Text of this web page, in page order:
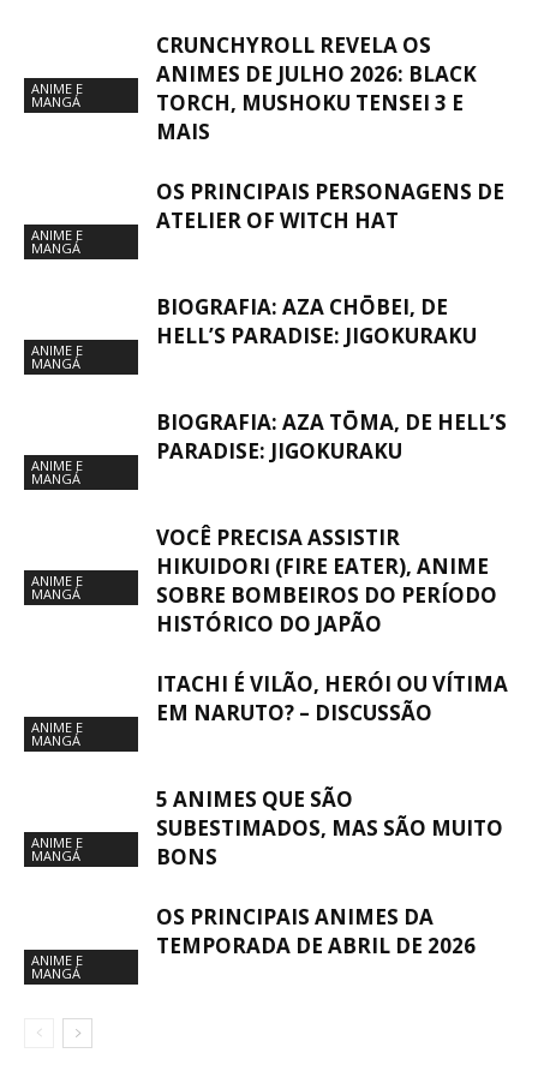
ANIME E
MANGÁ
CRUNCHYROLL REVELA OS
ANIMES DE JULHO 2026: BLACK
TORCH, MUSHOKU TENSEI 3 E
MAIS
ANIME E
MANGÁ
OS PRINCIPAIS PERSONAGENS DE
ATELIER OF WITCH HAT
ANIME E
MANGÁ
BIOGRAFIA: AZA CHŌBEI, DE
HELL’S PARADISE: JIGOKURAKU
ANIME E
MANGÁ
BIOGRAFIA: AZA TŌMA, DE HELL’S
PARADISE: JIGOKURAKU
ANIME E
MANGÁ
VOCÊ PRECISA ASSISTIR
HIKUIDORI (FIRE EATER), ANIME
SOBRE BOMBEIROS DO PERÍODO
HISTÓRICO DO JAPÃO
ANIME E
MANGÁ
ITACHI É VILÃO, HERÓI OU VÍTIMA
EM NARUTO? – DISCUSSÃO
ANIME E
MANGÁ
5 ANIMES QUE SÃO
SUBESTIMADOS, MAS SÃO MUITO
BONS
ANIME E
MANGÁ
OS PRINCIPAIS ANIMES DA
TEMPORADA DE ABRIL DE 2026